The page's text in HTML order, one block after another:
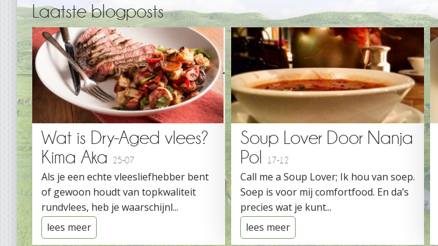
Laatste blogposts
Wat is Dry-Aged vlees?
Kima Aka
25-07
Als je een echte vleesliefhebber bent
of gewoon houdt van topkwaliteit
rundvlees, heb je waarschijnl...
lees meer
Soup Lover Door Nanja
Pol
17-12
Call me a Soup Lover; Ik hou van soep.
Soep is voor mij comfortfood. En da’s
precies wat je kunt...
lees meer